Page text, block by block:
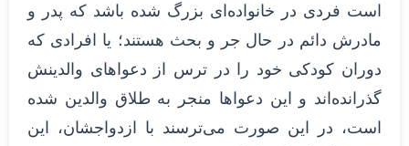
است فردی در خانواده‌ای بزرگ شده باشد که پدر و
مادرش دائم در حال جر و بحث هستند؛ یا افرادی که
دوران کودکی خود را در ترس از دعواهای والدینش
گذرانده‌اند و این دعواها منجر به طلاق والدین شده
است، در این صورت می‌ترسند با ازدواجشان، این